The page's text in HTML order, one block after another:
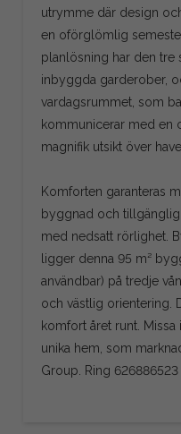
utrymme där design
en oförglömlig
planlösning har den tre
inbyggda garderober,
vardagsrummet, som
kommunicerar med en
magnifik utsikt över
Komforten garanteras
byggnad och
med nedsatt rörlighet.
ligger denna 95 m²
användbar) på tredje
och västlig orientering.
komfort året runt.
unika hem, som
Group. Ring